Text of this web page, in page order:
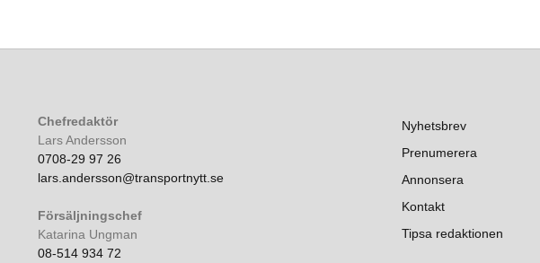
Chefredaktör
Lars Andersson
0708-29 97 26
lars.andersson@transportnytt.se
Försäljningschef
Katarina Ungman
08-514 934 72
Nyhetsbrev
Prenumerera
Annonsera
Kontakt
Tipsa redaktionen